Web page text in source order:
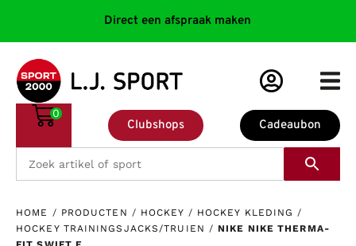
Direct een afspraak maken
Cadeaubon
Clubshops
0
HOME / PRODUCTEN / HOCKEY / HOCKEY KLEDING /
HOCKEY TRAININGSJACKS/TRUIEN /NIKE NIKE THERMA-